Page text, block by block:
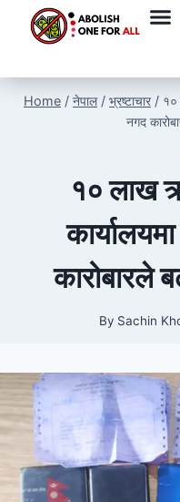
Home / नेपाल / भ्रष्टाचार / १०
नगद
१० लाख
कारोबारले
By Sachin